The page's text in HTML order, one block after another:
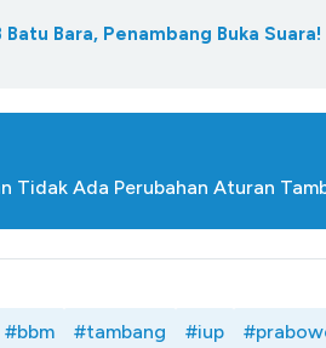
Bara, Penambang Buka Suara!
Tidak Ada Perubahan Aturan
#bbm #tambang #iup